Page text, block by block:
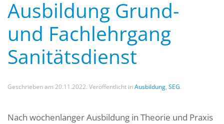
Ausbildung Grund-
und Fachlehrgang
Sanitätsdienst
Geschrieben am 20.11.2022. Veröffentlicht inAusbildung, SEG.
Nach wochenlanger Ausbildung in Theorie und Praxis